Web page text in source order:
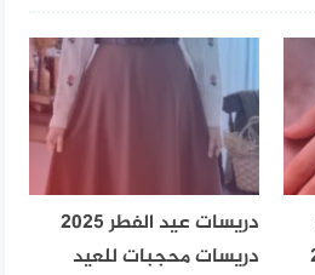
دريسات عيد الفطر 2025
دريسات محجبات للعيد